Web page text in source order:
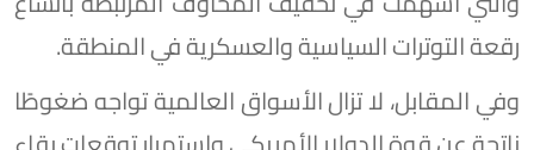
رقعة التوترات السياسية والعسكرية في المنطقة.
وفي المقابل، لا تزال الأسواق العالمية تواجه ضغوطًا